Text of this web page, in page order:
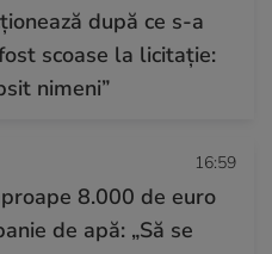
după ce s-a
scoase la licitație:
nimeni”
16:59
8.000 de euro
de apă: „Să se